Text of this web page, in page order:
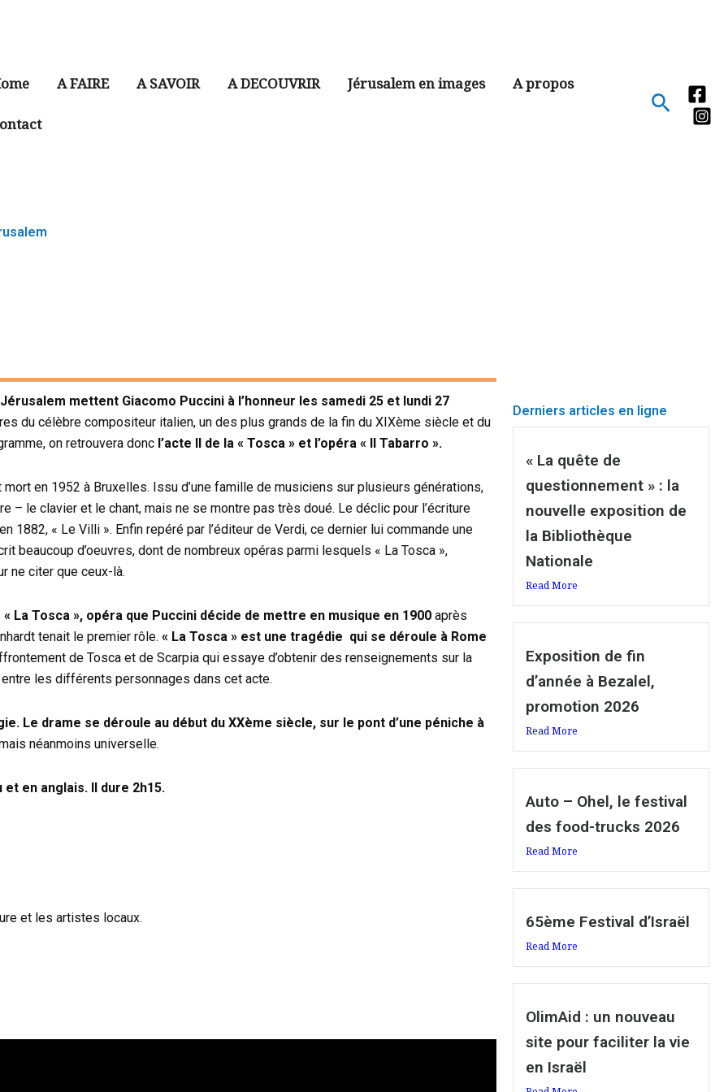
A FAIRE A SAVOIR A DECOUVRIR Jérusalem en images A propos
mettent Giacomo Puccini à l’honneur les samedi 25 et lundi 27
du célèbre compositeur italien, un des plus grands de la fin du XIXème siècle et du
on retrouvera donc l’acte II de la « Tosca » et l’opéra « Il Tabarro ».
en 1952 à Bruxelles. Issu d’une famille de musiciens sur plusieurs générations,
– le clavier et le chant, mais ne se montre pas très doué. Le déclic pour l’écriture
1882, « Le Villi ». Enfin repéré par l’éditeur de Verdi, ce dernier lui commande une
beaucoup d’oeuvres, dont de nombreux opéras parmi lesquels « La Tosca »,
ne citer que ceux-là.
La Tosca », opéra que Puccini décide de mettre en musique en 1900 après
tenait le premier rôle. « La Tosca » est une tragédie qui se déroule à Rome
de Tosca et de Scarpia qui essaye d’obtenir des renseignements sur la
les différents personnages dans cet acte.
Le drame se déroule au début du XXème siècle, sur le pont d’une péniche à
néanmoins universelle.
en anglais. Il dure 2h15.
et les artistes locaux.
Derniers articles en ligne
« La quête de
questionnement » : la
nouvelle exposition de
la Bibliothèque
Nationale
Read More
Exposition de fin
d’année à Bezalel,
promotion 2026
Read More
Auto – Ohel, le festival
des food-trucks 2026
Read More
65ème Festival d’Israël
Read More
OlimAid : un nouveau
site pour faciliter la vie
en Israël